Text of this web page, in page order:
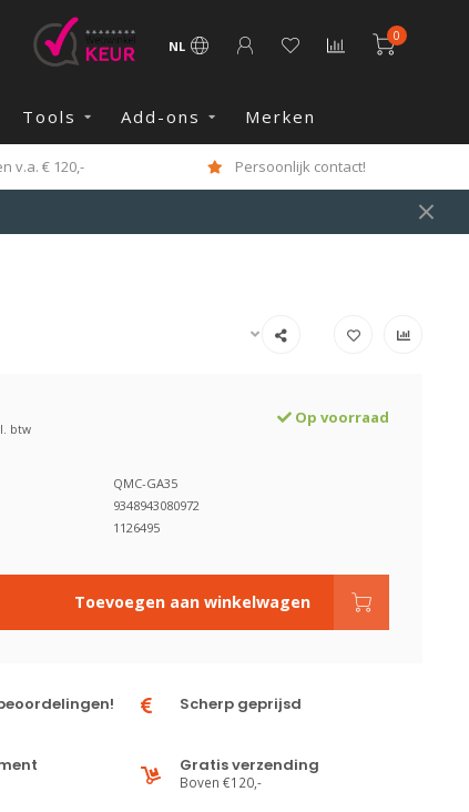
NL
0
Tools Add-ons Merken
v.a. € 120,- Persoonlijk contact!
btw
Op voorraad
QMC-GA35
9348943080972
1126495
Toevoegen aan winkelwagen
Scherp geprijsd
Gratis verzending
Boven €120,-